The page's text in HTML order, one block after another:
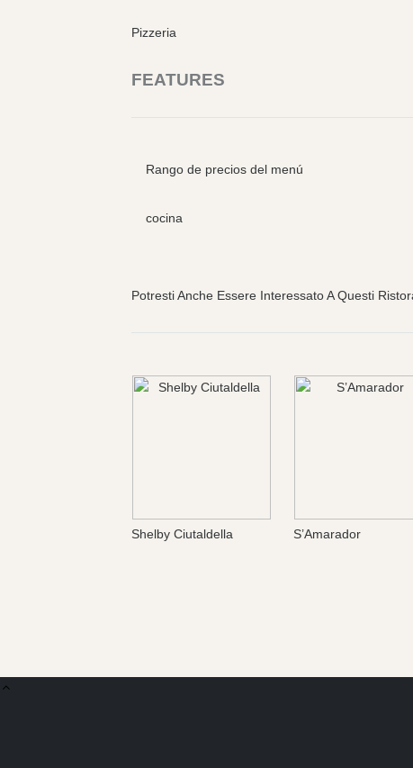
Pizzeria
FEATURES
Rango de precios del menú
cocina
Potresti Anche Essere Interessato A Questi
Shelby Ciutaldella S’Amarador